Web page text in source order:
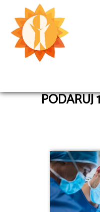
Przejdź
PODARUJ